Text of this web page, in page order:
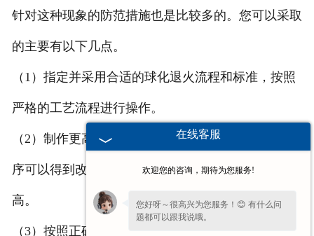
针对这种现象的防范措施也是比较多的。您可以采取
的主要有以下几点。
（1）指定并采用合适的球化退火流程和标准，按照
严格的工艺流程进行操作。
（2）制作更高质量的 成都石墨模具，这样其退火工
序可以得到改进，制作出来的成都石墨制品质量也更
高。
（3）按照正确步骤进行操作，减少工作中的失误。
在线客服
欢迎您的咨询，期待为您服务!
您好呀～很高兴为您服务！😊 有什么问
题都可以跟我说哦。